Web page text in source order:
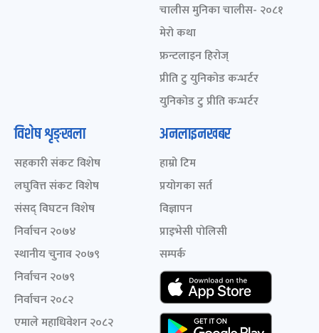
चालीस मुनिका चालीस- २०८१
मेरो कथा
फ्रन्टलाइन हिरोज्
प्रीति टु युनिकोड कन्भर्टर
युनिकोड टु प्रीति कन्भर्टर
विशेष शृङ्खला
सहकारी संकट विशेष
लघुवित्त संकट विशेष
संसद् विघटन विशेष
निर्वाचन २०७४
स्थानीय चुनाव २०७९
निर्वाचन २०७९
निर्वाचन २०८२
एमाले महाधिवेशन २०८२
अनलाइनखबर
हाम्रो टिम
प्रयोगका सर्त
विज्ञापन
प्राइभेसी पोलिसी
सम्पर्क